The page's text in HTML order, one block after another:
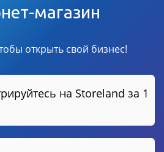
магазин
открыть свой бизнес!
на Storeland за 1